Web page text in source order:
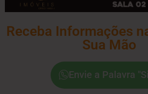
Receba Informações
Sua Mão
Envie a Palavra